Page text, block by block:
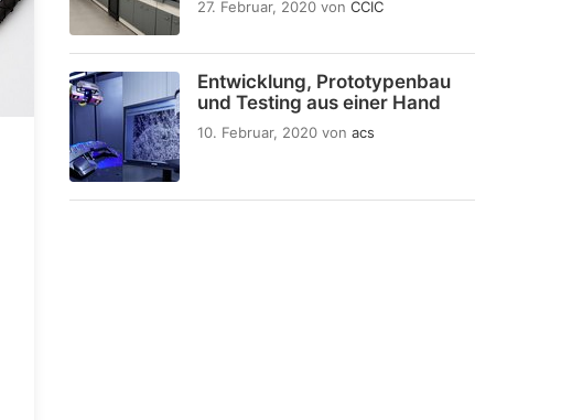
27. Februar, 2020 von CCIC
Entwicklung, Prototypenbau
und Testing aus einer Hand
10. Februar, 2020 von acs